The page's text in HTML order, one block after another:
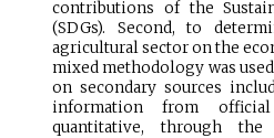
contributions of the
(SDGs). Second, to
agricultural sector on the
mixed methodology was
on secondary sources
information from official
quantitative, through